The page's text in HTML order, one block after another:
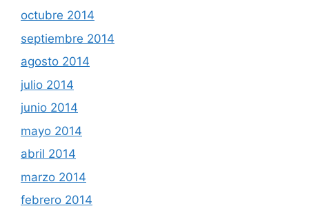
octubre 2014
septiembre 2014
agosto 2014
julio 2014
junio 2014
mayo 2014
abril 2014
marzo 2014
febrero 2014